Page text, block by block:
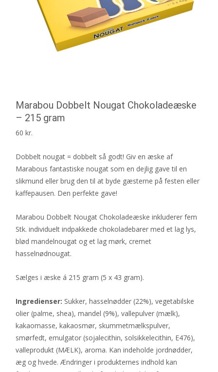
Marabou Dobbelt Nougat Chokoladeæske
– 215 gram
60 kr.
Dobbelt nougat = dobbelt så godt! Giv en æske af
Marabous fantastiske nougat som en dejlig gave til en
slikmund eller brug den til at byde gæsterne på festen eller
kaffepausen. Den perfekte gave!
Marabou Dobbelt Nougat Chokoladeæske inkluderer fem
Stk. individuelt indpakkede chokoladebarer med et lag lys,
blød mandelnougat og et lag mørk, cremet
hasselnødnougat.
Sælges i æske á 215 gram (5 x 43 gram).
Ingredienser: Sukker, hasselnødder (22%), vegetabilske
olier (palme, shea), mandel (9%), vallepulver (mælk),
kakaomasse, kakaosmør, skummetmælkspulver,
smørfedt, emulgator (sojalecithin, solsikkelecithin, E476),
valleprodukt (MÆLK), aroma. Kan indeholde jordnødder,
æg og hvede. Ændringer i produkternes indhold kan